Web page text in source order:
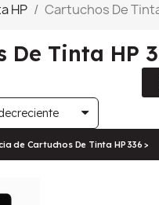
HP Cartuchos De
De Tinta HP
de Cartuchos De Tinta HP 336 >